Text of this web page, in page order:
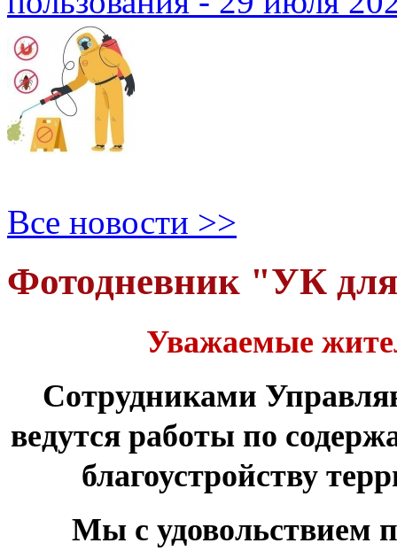
Все новости >>
Фотодневник "УК
Уважаемые
Сотрудниками
ведутся работы по
благоустройству
Мы с удовольствием